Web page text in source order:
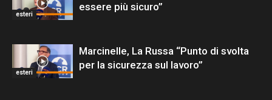
esteri
essere più sicuro”
esteri
Marcinelle, La Russa “Punto di svolta
per la sicurezza sul lavoro”